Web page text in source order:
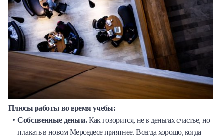
Карта КАКТУС
Продукты для Бизнеса
Плюсы работы во время учебы:
Собственные деньги.Как говорится, не в деньгах счастье, но
плакать в новом Мерседесе приятнее. Всегда хорошо, когда